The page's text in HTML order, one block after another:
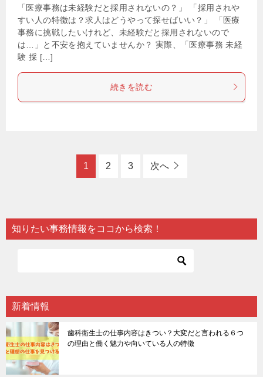
「医療事務は未経験だと採用されないの？」 「採用されや
すい人の特徴は？求人はどうやって探せばいい？」 「医療
事務に挑戦したいけれど、未経験だと採用されないので
は…」と不安を抱えていませんか？ 実際、「医療事務 未経
験 採 […]
続きを読む
1 2 3 次へ
知りたい事務情報をココから検索！
新着情報
歯科衛生士の仕事内容はきつい？大変だと言われる６つ
の理由と働く魅力や向いている人の特徴